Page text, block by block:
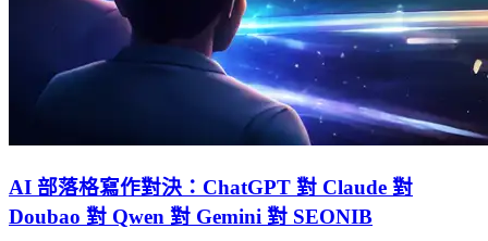
AI 部落格寫作對決：ChatGPT 對 Claude 對
Doubao 對 Qwen 對 Gemini 對 SEONIB